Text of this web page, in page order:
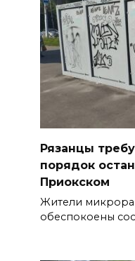
Рязанцы
порядок
Приокском
Жители
обеспокоены